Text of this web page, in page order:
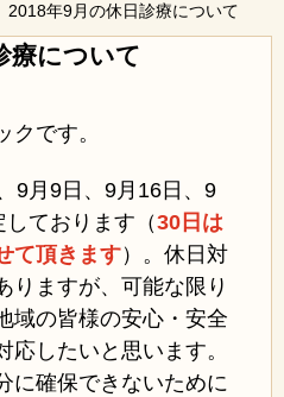
2018年9月の休日診療について
療について
クです。
9月9日、9月16日、9
ております（30日は
て頂きます）。休日対
りますが、可能な限り
域の皆様の安心・安全
したいと思います。
に確保できないために